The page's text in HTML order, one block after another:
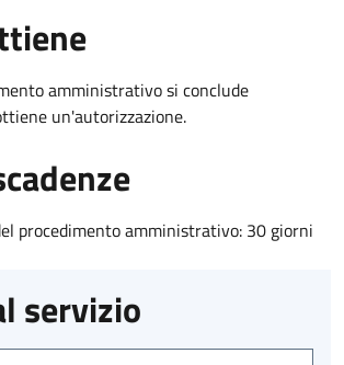
amministrativo si conclude
un'autorizzazione.
procedimento amministrativo: 30 giorni
servizio